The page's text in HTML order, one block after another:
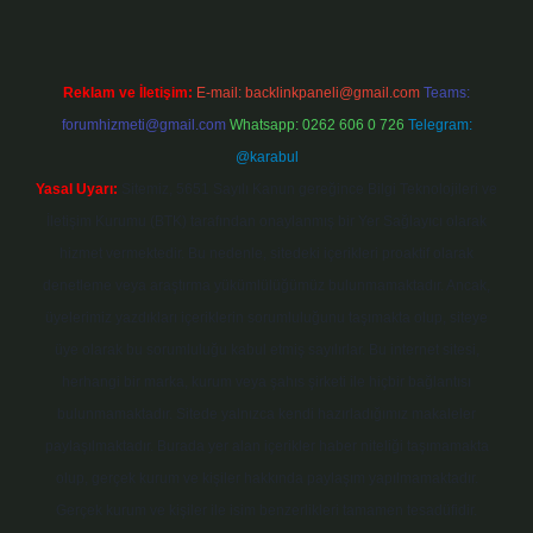
Reklam ve İletişim: E-mail: backlinkpaneli@gmail.com Teams:
forumhizmeti@gmail.com Whatsapp: 0262 606 0 726 Telegram:
@karabul
Yasal Uyarı: